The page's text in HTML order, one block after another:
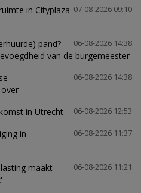
07-08-2026 09:10
in Cityplaza
06-08-2026 14:38
pand?
van de burgemeester
06-08-2026 14:38
06-08-2026 12:53
in Utrecht
06-08-2026 11:37
in
06-08-2026 11:21
maakt